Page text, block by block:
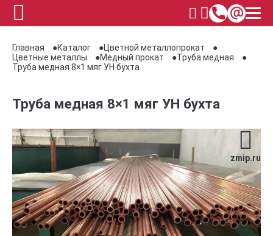
Главная Каталог
Цветной металлопрокат
Цветные металлы
Медный прокат
Труба медная
Труба медная 8×1 мяг УН бухта
Труба медная 8×1 мяг УН бухта
zmip.ru